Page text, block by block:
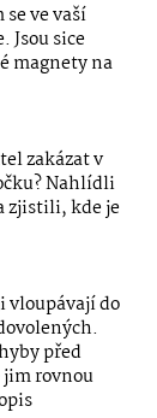
ve vaší
Jsou sice
magnety na
zakázat v
Nahlídli
zjistili, kde je
vloupávají do
před
jim rovnou